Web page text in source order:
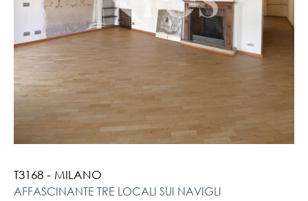
T3168 - MILANO
AFFASCINANTE TRE LOCALI SUI NAVIGLI